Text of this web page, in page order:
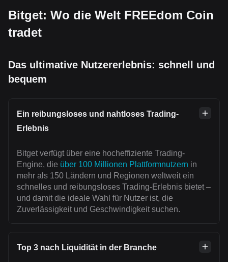
Bitget: Wo die Welt FREEdom Coin
tradet
Das ultimative Nutzererlebnis: schnell und
bequem
Ein reibungsloses und nahtloses Trading-
Erlebnis
Bitget verfügt über eine hocheffiziente Trading-
Engine, die über 100 Millionen Plattformnutzern in
mehr als 150 Ländern und Regionen weltweit ein
schnelles und reibungsloses Trading-Erlebnis bietet –
und damit die ideale Wahl für Nutzer ist, die
Zuverlässigkeit und Geschwindigkeit suchen.
Top 3 nach Liquidität in der Branche